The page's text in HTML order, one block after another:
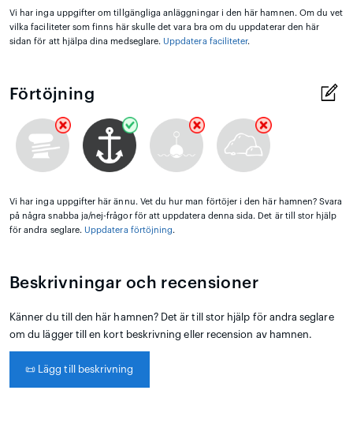
Vi har inga uppgifter om tillgängliga anläggningar i den här hamnen. Om du vet
vilka faciliteter som finns här skulle det vara bra om du uppdaterar den här
sidan för att hjälpa dina medseglare. Uppdatera faciliteter.
Förtöjning
Vi har inga uppgifter här ännu. Vet du hur man förtöjer i den här hamnen? Svara
på några snabba ja/nej-frågor för att uppdatera denna sida. Det är till stor hjälp
för andra seglare. Uppdatera förtöjning.
Beskrivningar och recensioner
Känner du till den här hamnen? Det är till stor hjälp för andra seglare
om du lägger till en kort beskrivning eller recension av hamnen.
📜 Lägg till beskrivning